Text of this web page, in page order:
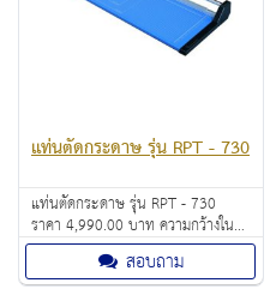
แท่นตัดกระดาษ รุ่น RPT - 730
แท่นตัดกระดาษ รุ่น RPT - 730
ราคา 4,990.00 บาท ความกว้างใน
การตัด 73 เซ็นติเมตร ใช้ตัดกระดาษ,
ฟิล์ม, กระดาษฟอยล์ หรือ พลาสติก
อ่อน ตัดได้ครั้งละ 20 แผ่น (70 แกรม)
สอบถาม